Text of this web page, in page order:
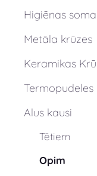
Higiēnas
Metāla krūzes
Keramikas
Termopudeles
Alus kausi
Tētiem
Opim